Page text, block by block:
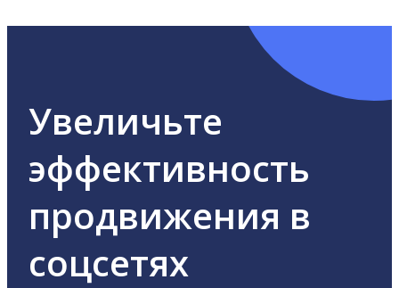
Увеличьте
эффективность
продвижения в
соцсетях